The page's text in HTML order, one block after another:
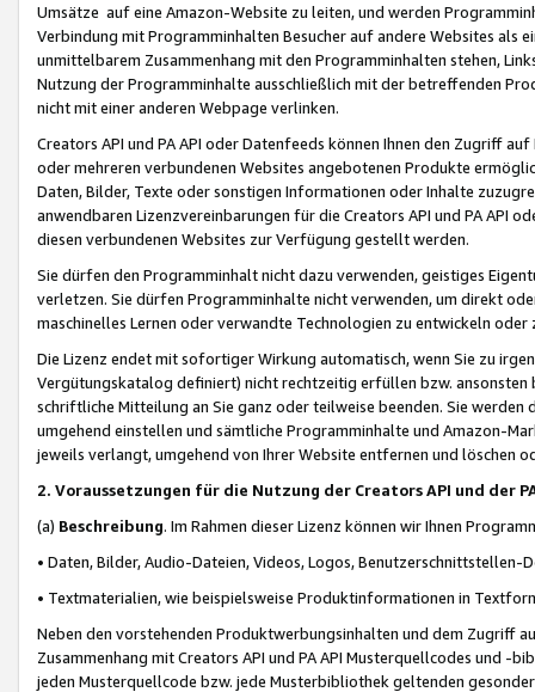
Umsätze auf eine Amazon-Website zu leiten, und werden
Verbindung mit Programminhalten Besucher auf andere Websites als
unmittelbarem Zusammenhang mit den Programminhalten stehen,
Nutzung der Programminhalte ausschließlich mit der betreffenden
nicht mit einer anderen Webpage verlinken.
Creators API und PA API oder Datenfeeds können Ihnen den Zugriff
oder mehreren verbundenen Websites angebotenen Produkte
Daten, Bilder, Texte oder sonstigen Informationen oder Inhalte
anwendbaren Lizenzvereinbarungen für die Creators API und PA API
diesen verbundenen Websites zur Verfügung gestellt werden.
Sie dürfen den Programminhalt nicht dazu verwenden, geistiges
verletzen. Sie dürfen Programminhalte nicht verwenden, um direkt
maschinelles Lernen oder verwandte Technologien zu entwickeln
Die Lizenz endet mit sofortiger Wirkung automatisch, wenn Sie zu
Vergütungskatalog definiert) nicht rechtzeitig erfüllen bzw. ansonsten
schriftliche Mitteilung an Sie ganz oder teilweise beenden. Sie werden
umgehend einstellen und sämtliche Programminhalte und Amazon-
jeweils verlangt, umgehend von Ihrer Website entfernen und löschen
2. Voraussetzungen für die Nutzung der Creators API und der
(a) Beschreibung. Im Rahmen dieser Lizenz können wir Ihnen
• Daten, Bilder, Audio-Dateien, Videos, Logos, Benutzerschnittstellen-
• Textmaterialien, wie beispielsweise Produktinformationen in
Neben den vorstehenden Produktwerbungsinhalten und dem Zugriff
Zusammenhang mit Creators API und PA API Musterquellcodes und
jeden Musterquellcode bzw. jede Musterbibliothek geltenden